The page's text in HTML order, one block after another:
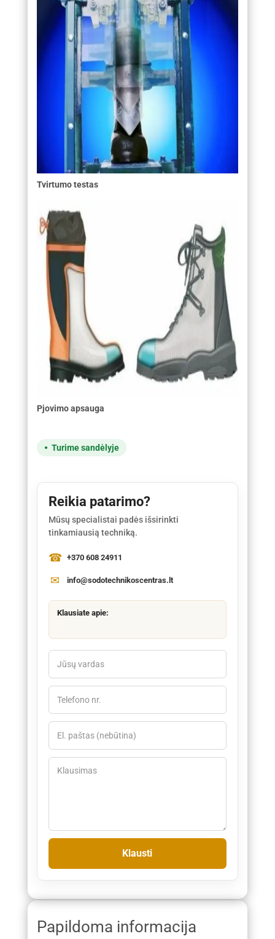
Tvirtumo testas
Pjovimo apsauga
Turime sandėlyje
Reikia patarimo?
Mūsų specialistai padės išsirinkti
tinkamiausią techniką.
+370 608 24911
info@sodotechnikoscentras.lt
Klausiate apie:
Papildoma informacija